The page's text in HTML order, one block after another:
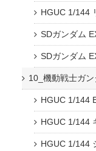
HGUC 1/144
SDガンダム
SDガンダム
10_機動戦士ガ
HGUC 1/144
HGUC 1/144
HGUC 1/144